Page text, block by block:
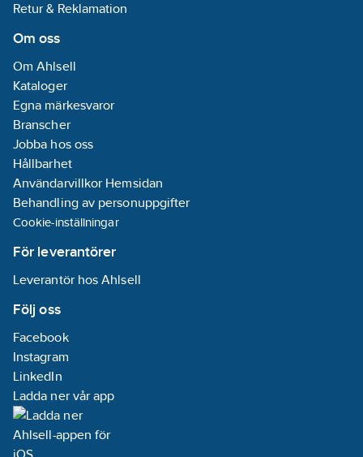
Retur & Reklamation
Om oss
Om Ahlsell
Kataloger
Egna märkesvaror
Branscher
Jobba hos oss
Hållbarhet
Användarvillkor Hemsidan
Behandling av personuppgifter
Cookie-inställningar
För leverantörer
Leverantör hos Ahlsell
Följ oss
Facebook
Instagram
LinkedIn
Ladda ner vår app